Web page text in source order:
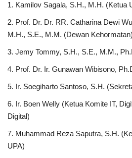
1. Kamilov Sagala, S.H., M.H. (Ketua
2. Prof. Dr. Dr. RR. Catharina Dewi
M.H., S.E., M.M. (Dewan Kehormatan)
3. Jemy Tommy, S.H., S.E., M.M.,
4. Prof. Dr. Ir. Gunawan Wibisono,
5. Ir. Soegiharto Santoso, S.H.
6. Ir. Boen Welly (Ketua Komite IT,
Digital)
7. Muhammad Reza Saputra, S.H.
UPA)